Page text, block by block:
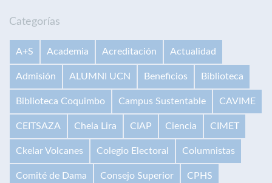
Categorías
A+S Academia Acreditación Actualidad
Admisión ALUMNI UCN Beneficios Biblioteca
Biblioteca Coquimbo Campus Sustentable CAVIME
CEITSAZA Chela Lira CIAP Ciencia CIMET
Ckelar Volcanes Colegio Electoral Columnistas
Comité de Dama Consejo Superior CPHS